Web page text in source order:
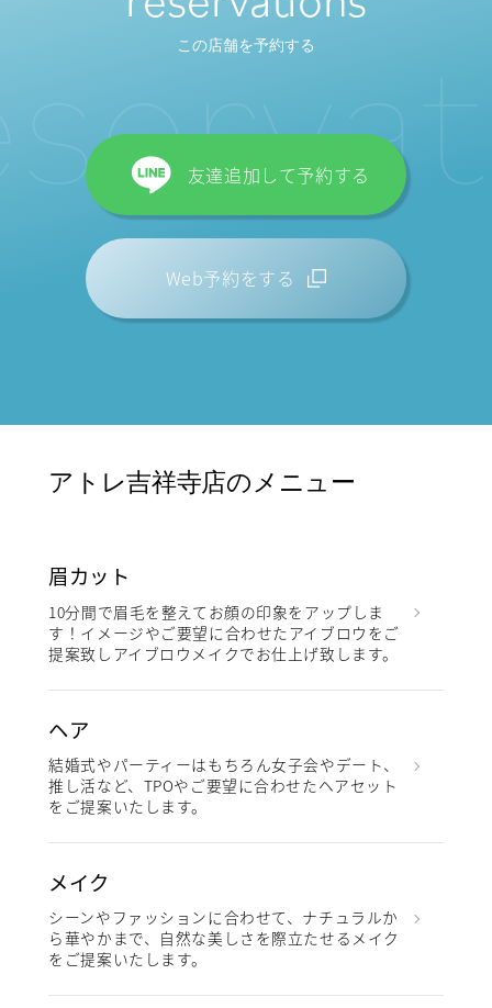
この店舗を予約する
友達追加して予約する
Web予約をする
ervati
アトレ吉祥寺店のメニュー
眉カット
10分間で眉毛を整えてお顔の印象をアップしま
す！イメージやご要望に合わせたアイブロウをご
提案致しアイブロウメイクでお仕上げ致します。
ヘア
結婚式やパーティーはもちろん女子会やデート、
推し活など、TPOやご要望に合わせたヘアセット
をご提案いたします。
メイク
シーンやファッションに合わせて、ナチュラルか
ら華やかまで、自然な美しさを際立たせるメイク
をご提案いたします。